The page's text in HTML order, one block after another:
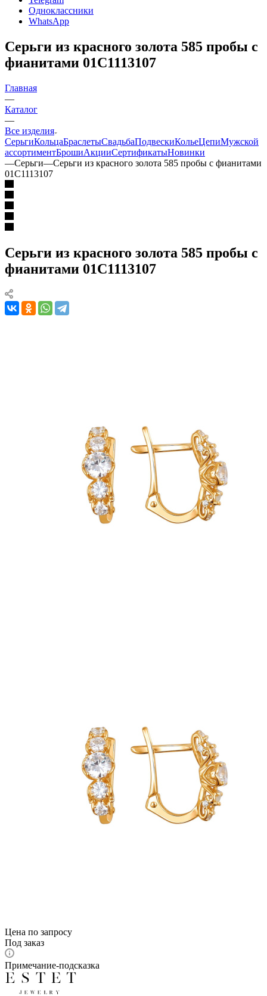
Одноклассники
WhatsApp
Серьги из красного золота 585 пробы с
фианитами 01С1113107
Главная
—
Каталог
—
Все изделия
СерьгиКольцаБраслетыСвадьбаПодвескиКольеЦепиМужской
ассортиментБрошиАкцииСертификатыНовинки
—Серьги—Серьги из красного золота 585 пробы с фианитами
01С1113107
Серьги из красного золота 585 пробы с
фианитами 01С1113107
Цена по запросу
Под заказ
Примечание-подсказка